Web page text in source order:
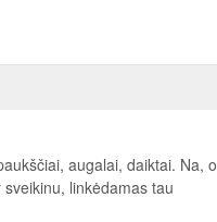
augalai, daiktai. Na, o
linkėdamas tau